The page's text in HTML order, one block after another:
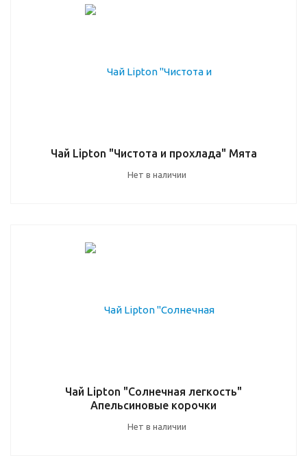
Чай Lipton "Чистота и прохлада" Мята
Нет в наличии
Чай Lipton "Солнечная легкость"
Апельсиновые корочки
Нет в наличии